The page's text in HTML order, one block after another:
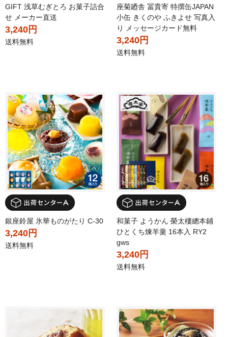
GIFT 浅草むぎとろ お菓子詰合
せ メーカー直送
3,240円
送料無料
座菊廼舎 冨貴寄 特撰缶JAPAN
小缶 きくのや ふきよせ 写真入
り メッセージカード無料
3,240円
送料無料
銀座鈴屋 氷華ものがたり C-30
3,240円
送料無料
和菓子 ようかん 榮太樓總本鋪
ひとくち煉羊羹 16本入 RY2
gws
3,240円
送料無料